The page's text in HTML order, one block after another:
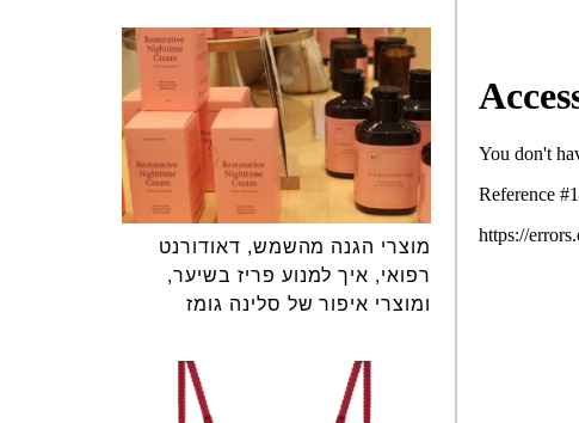
מוצרי הגנה מהשמש, דאודורנט
רפואי, איך למנוע פריז בשיער,
ומוצרי איפור של סלינה גומז